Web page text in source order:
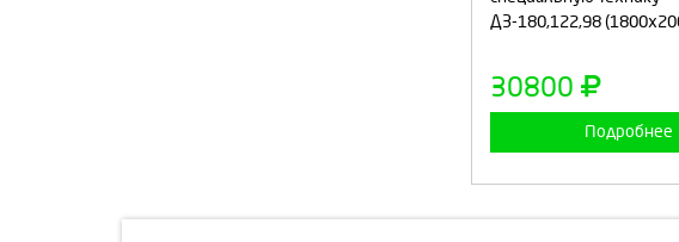
ДЗ-180,122,98
30800
Подробнее